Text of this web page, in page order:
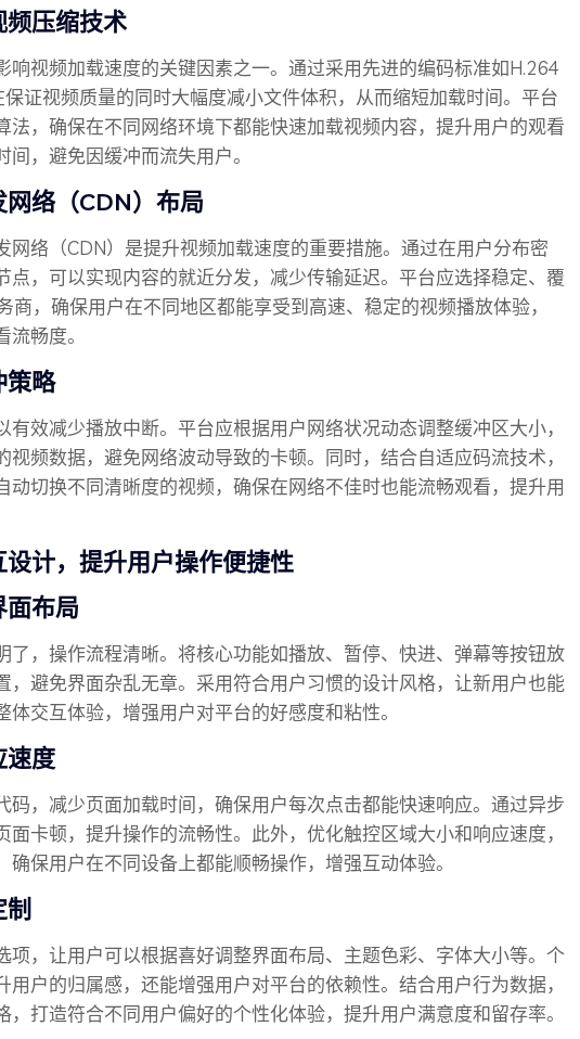
压缩技术
响视频加载速度的关键因素之一。通过采用先进的编码标准如H.264
证视频质量的同时大幅度减小文件体积，从而缩短加载时间。平台
法，确保在不同网络环境下都能快速加载视频内容，提升用户的观看
间，避免因缓冲而流失用户。
络（CDN）布局
网络（CDN）是提升视频加载速度的重要措施。通过在用户分布密
点，可以实现内容的就近分发，减少传输延迟。平台应选择稳定、覆
商，确保用户在不同地区都能享受到高速、稳定的视频播放体验，
畅度。
策略
有效减少播放中断。平台应根据用户网络状况动态调整缓冲区大小，
视频数据，避免网络波动导致的卡顿。同时，结合自适应码流技术，
动切换不同清晰度的视频，确保在网络不佳时也能流畅观看，提升用
计，提升用户操作便捷性
面布局
了，操作流程清晰。将核心功能如播放、暂停、快进、弹幕等按钮放
，避免界面杂乱无章。采用符合用户习惯的设计风格，让新用户也能
体交互体验，增强用户对平台的好感度和粘性。
速度
码，减少页面加载时间，确保用户每次点击都能快速响应。通过异步
面卡顿，提升操作的流畅性。此外，优化触控区域大小和响应速度，
确保用户在不同设备上都能顺畅操作，增强互动体验。
项，让用户可以根据喜好调整界面布局、主题色彩、字体大小等。个
用户的归属感，还能增强用户对平台的依赖性。结合用户行为数据，
，打造符合不同用户偏好的个性化体验，提升用户满意度和留存率。